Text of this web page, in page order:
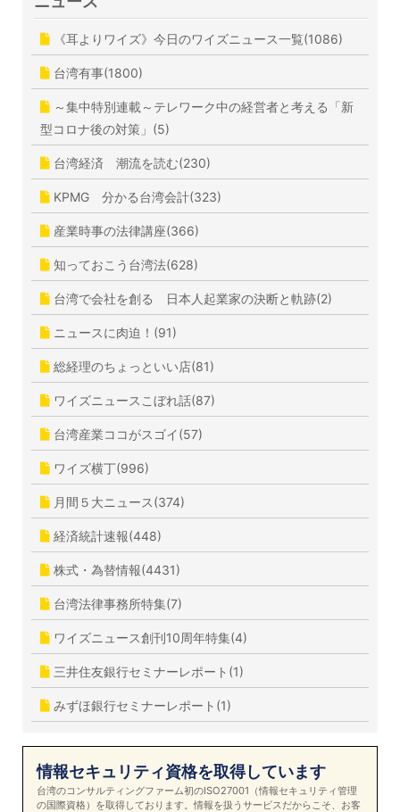
《耳よりワイズ》今日のワイズニュース一覧(1086)
台湾有事(1800)
～集中特別連載～テレワーク中の経営者と考える「新
型コロナ後の対策」(5)
台湾経済 潮流を読む(230)
KPMG 分かる台湾会計(323)
産業時事の法律講座(366)
知っておこう台湾法(628)
台湾で会社を創る 日本人起業家の決断と軌跡(2)
ニュースに肉迫！(91)
総経理のちょっといい店(81)
ワイズニュースこぼれ話(87)
台湾産業ココがスゴイ(57)
ワイズ横丁(996)
月間５大ニュース(374)
経済統計速報(448)
株式・為替情報(4431)
台湾法律事務所特集(7)
ワイズニュース創刊10周年特集(4)
三井住友銀行セミナーレポート(1)
みずほ銀行セミナーレポート(1)
情報セキュリティ資格を取得しています
台湾のコンサルティングファーム初のISO27001（情報セキュリティ管理
の国際資格）を取得しております。情報を扱うサービスだからこそ、お客